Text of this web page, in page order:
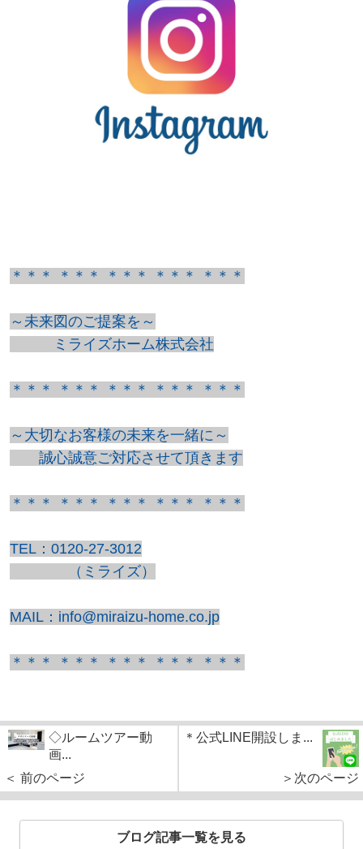
＊＊＊ ＊＊＊ ＊＊＊ ＊＊＊ ＊＊＊
～未来図のご提案を～
ミライズホーム株式会社
＊＊＊ ＊＊＊ ＊＊＊ ＊＊＊ ＊＊＊
～大切なお客様の未来を一緒に～
誠心誠意ご対応させて頂きます
＊＊＊ ＊＊＊ ＊＊＊ ＊＊＊ ＊＊＊
TEL：0120-27-3012
（ミライズ）
MAIL：info@miraizu-home.co.jp
＊＊＊ ＊＊＊ ＊＊＊ ＊＊＊ ＊＊＊
◇ルームツアー動
画...
＜ 前のページ
＊公式LINE開設しま...
＞次のページ
ブログ記事一覧を見る